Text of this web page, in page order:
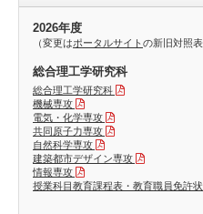
2026年度
（変更はポータルサイトの新旧対照
総合理工学研究科
総合理工学研究科
機械専攻
電気・化学専攻
共同原子力専攻
自然科学専攻
建築都市デザイン専攻
情報専攻
授業科目教育課程表・教育職員免許